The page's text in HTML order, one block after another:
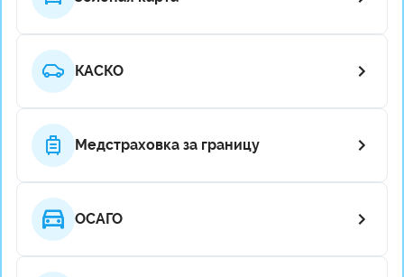
КАСКО
Медстраховка за границу
ОСАГО